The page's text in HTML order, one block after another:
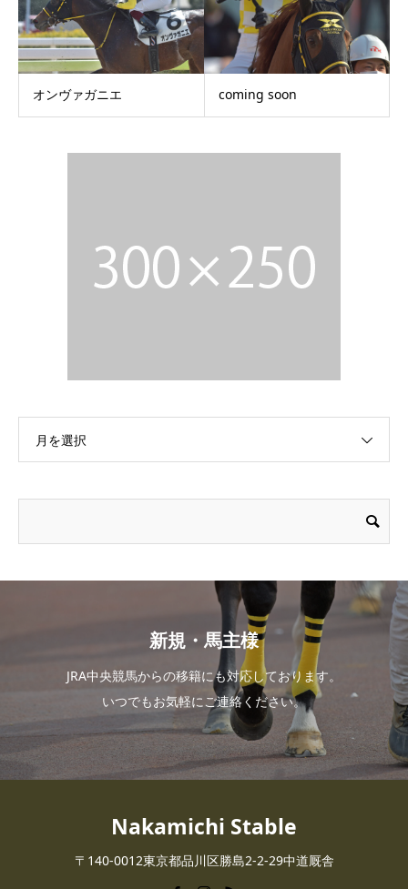
オンヴァガニエ coming soon
月を選択
新規・馬主様
JRA中央競馬からの移籍にも対応しております。
いつでもお気軽にご連絡ください。
Nakamichi Stable
〒140-0012東京都品川区勝島2-2-29中道厩舎